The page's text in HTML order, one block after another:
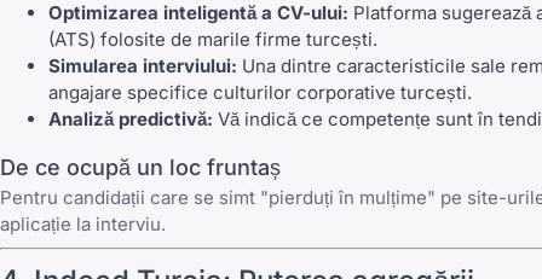
Optimizarea inteligentă a CV-ului: Platforma sugerează
(ATS) folosite de marile firme turcești.
Simularea interviului: Una dintre caracteristicile sale
angajare specifice culturilor corporative turcești.
Analiză predictivă: Vă indică ce competențe sunt în
De ce ocupă un loc fruntaș
Pentru candidații care se simt "pierduți în mulțime" pe site-
aplicație la interviu.